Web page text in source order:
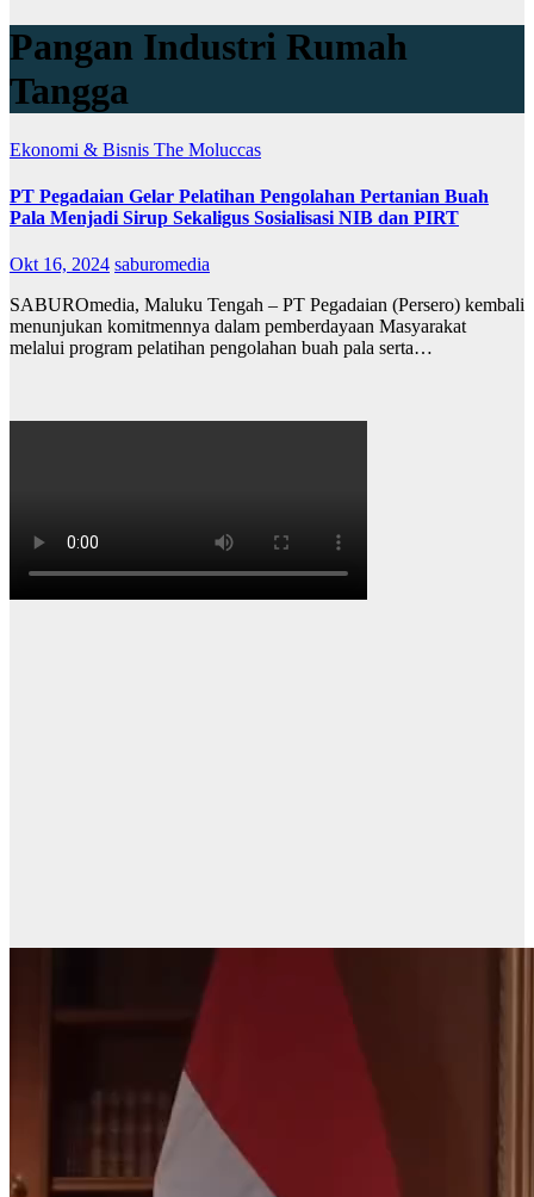
Pangan Industri Rumah
Tangga
Ekonomi & Bisnis The Moluccas
PT Pegadaian Gelar Pelatihan Pengolahan Pertanian Buah
Pala Menjadi Sirup Sekaligus Sosialisasi NIB dan PIRT
Okt 16, 2024 saburomedia
SABUROmedia, Maluku Tengah – PT Pegadaian (Persero) kembali
menunjukan komitmennya dalam pemberdayaan Masyarakat
melalui program pelatihan pengolahan buah pala serta…